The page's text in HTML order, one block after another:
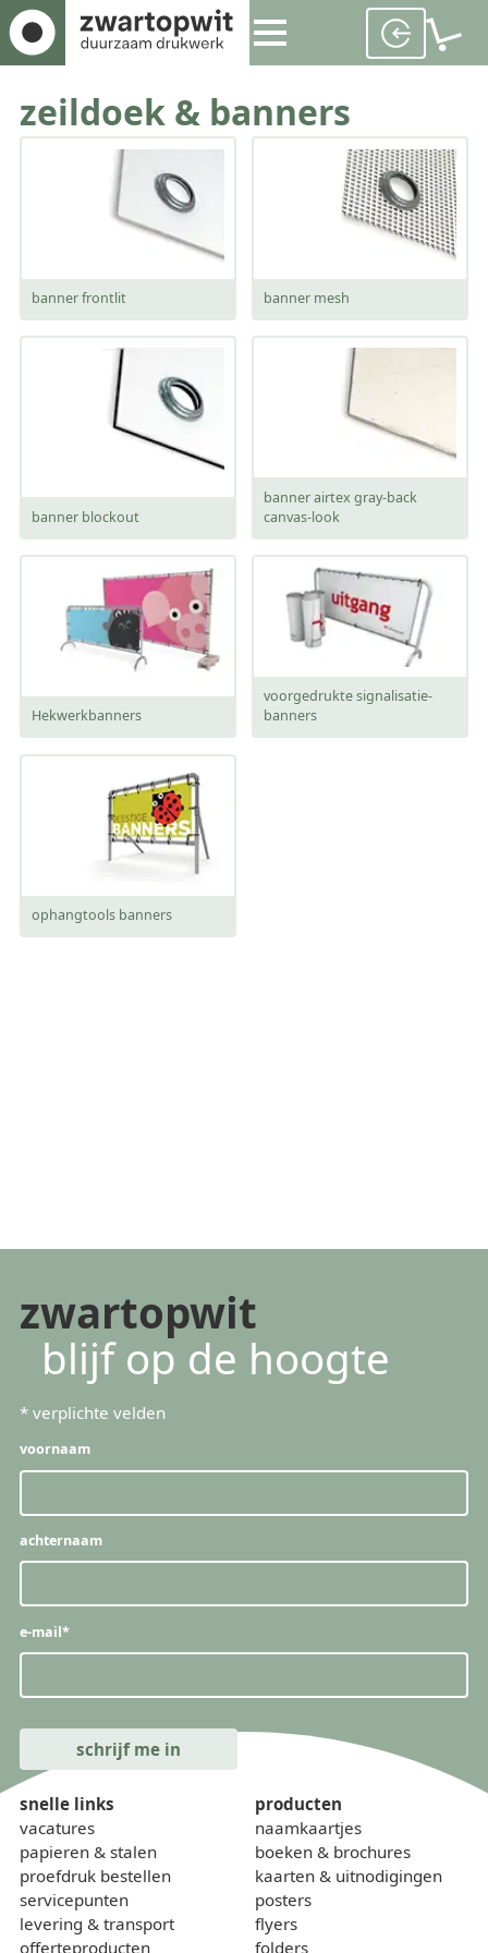
zeildoek & banners
banner frontlit banner mesh
banner blockout
banner airtex gray-back
canvas-look
Hekwerkbanners
voorgedrukte signalisatie-
banners
ophangtools banners
zwartopwit
blijf op de hoogte
* verplichte velden
voornaam
achternaam
e-mail*
snelle links
vacatures
papieren & stalen
proefdruk bestellen
servicepunten
levering & transport
offerteproducten
producten
naamkaartjes
boeken & brochures
kaarten & uitnodigingen
posters
flyers
folders